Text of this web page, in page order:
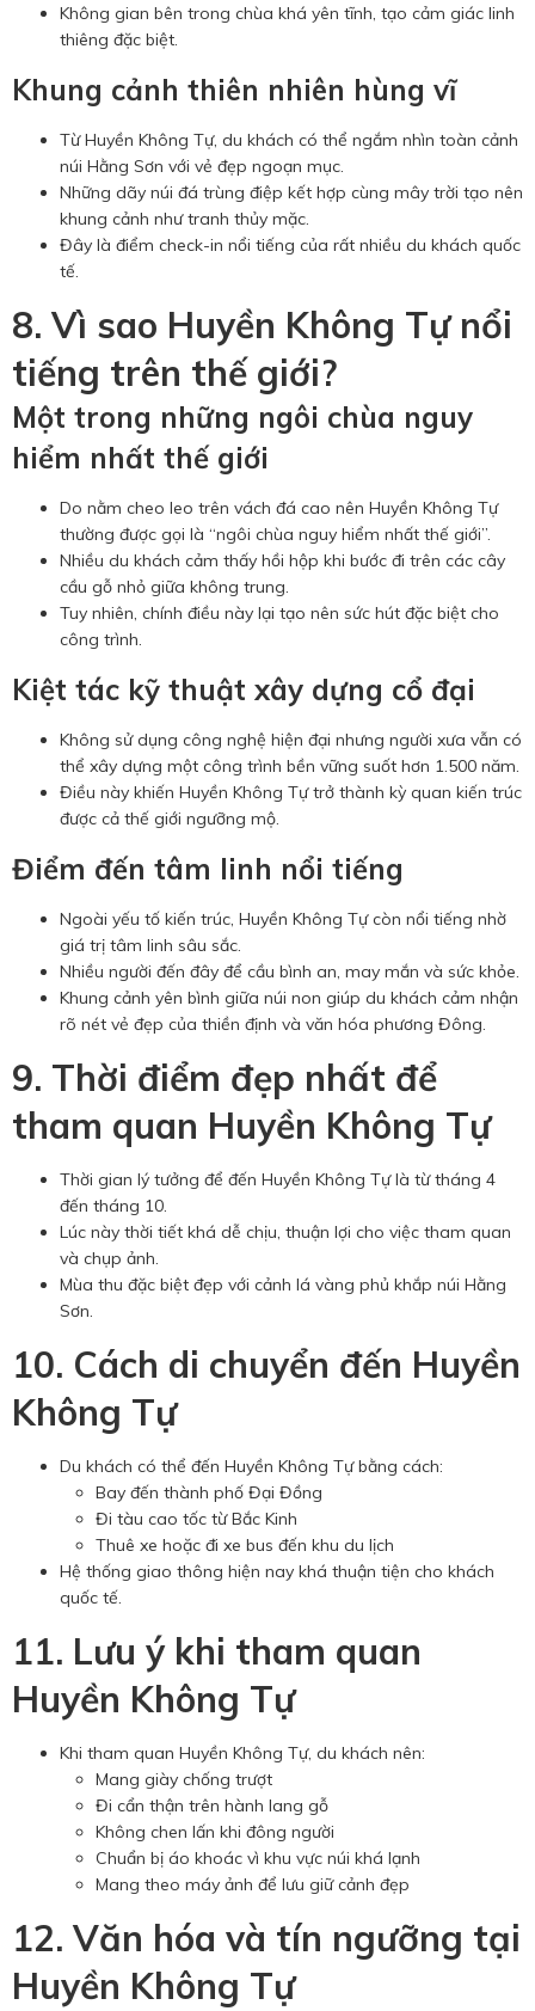
Không gian bên trong chùa khá yên tĩnh, tạo cảm giác linh
thiêng đặc biệt.
Khung cảnh thiên nhiên hùng vĩ
Từ Huyền Không Tự, du khách có thể ngắm nhìn toàn cảnh
núi Hằng Sơn với vẻ đẹp ngoạn mục.
Những dãy núi đá trùng điệp kết hợp cùng mây trời tạo nên
khung cảnh như tranh thủy mặc.
Đây là điểm check-in nổi tiếng của rất nhiều du khách quốc
tế.
8. Vì sao Huyền Không Tự nổi
tiếng trên thế giới?
Một trong những ngôi chùa nguy
hiểm nhất thế giới
Do nằm cheo leo trên vách đá cao nên Huyền Không Tự
thường được gọi là “ngôi chùa nguy hiểm nhất thế giới”.
Nhiều du khách cảm thấy hồi hộp khi bước đi trên các cây
cầu gỗ nhỏ giữa không trung.
Tuy nhiên, chính điều này lại tạo nên sức hút đặc biệt cho
công trình.
Kiệt tác kỹ thuật xây dựng cổ đại
Không sử dụng công nghệ hiện đại nhưng người xưa vẫn có
thể xây dựng một công trình bền vững suốt hơn 1.500 năm.
Điều này khiến Huyền Không Tự trở thành kỳ quan kiến trúc
được cả thế giới ngưỡng mộ.
Điểm đến tâm linh nổi tiếng
Ngoài yếu tố kiến trúc, Huyền Không Tự còn nổi tiếng nhờ
giá trị tâm linh sâu sắc.
Nhiều người đến đây để cầu bình an, may mắn và sức khỏe.
Khung cảnh yên bình giữa núi non giúp du khách cảm nhận
rõ nét vẻ đẹp của thiền định và văn hóa phương Đông.
9. Thời điểm đẹp nhất để
tham quan Huyền Không Tự
Thời gian lý tưởng để đến Huyền Không Tự là từ tháng 4
đến tháng 10.
Lúc này thời tiết khá dễ chịu, thuận lợi cho việc tham quan
và chụp ảnh.
Mùa thu đặc biệt đẹp với cảnh lá vàng phủ khắp núi Hằng
Sơn.
10. Cách di chuyển đến Huyền
Không Tự
Du khách có thể đến Huyền Không Tự bằng cách:
Bay đến thành phố Đại Đồng
Đi tàu cao tốc từ Bắc Kinh
Thuê xe hoặc đi xe bus đến khu du lịch
Hệ thống giao thông hiện nay khá thuận tiện cho khách
quốc tế.
11. Lưu ý khi tham quan
Huyền Không Tự
Khi tham quan Huyền Không Tự, du khách nên:
Mang giày chống trượt
Đi cẩn thận trên hành lang gỗ
Không chen lấn khi đông người
Chuẩn bị áo khoác vì khu vực núi khá lạnh
Mang theo máy ảnh để lưu giữ cảnh đẹp
12. Văn hóa và tín ngưỡng tại
Huyền Không Tự